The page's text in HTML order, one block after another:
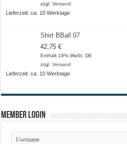
zzgl.Versand
Lieferzeit: ca. 10 Werktage
Shirt BBall 07
42,75€
Enthält 19% MwSt. DE
zzgl.Versand
Lieferzeit: ca. 10 Werktage
Member Login